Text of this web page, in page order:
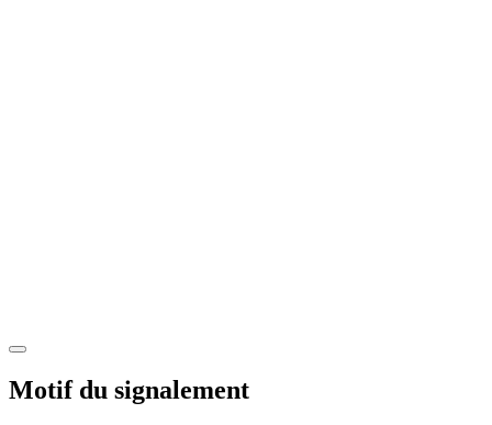
Motif du signalement